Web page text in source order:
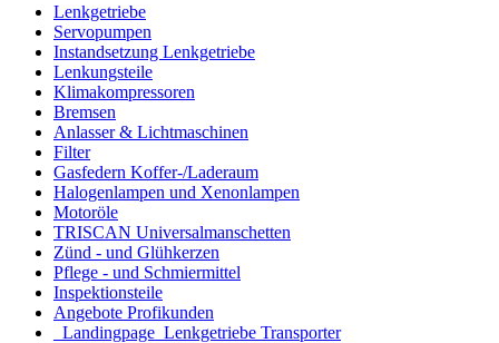
Lenkgetriebe
Servopumpen
Instandsetzung Lenkgetriebe
Lenkungsteile
Klimakompressoren
Bremsen
Anlasser & Lichtmaschinen
Filter
Gasfedern Koffer-/Laderaum
Halogenlampen und Xenonlampen
Motoröle
TRISCAN Universalmanschetten
Zünd - und Glühkerzen
Pflege - und Schmiermittel
Inspektionsteile
Angebote Profikunden
_Landingpage_Lenkgetriebe Transporter